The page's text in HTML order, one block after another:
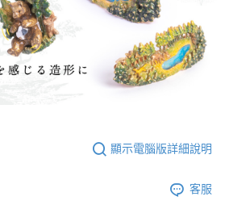
顯示電腦版詳細說明
客服